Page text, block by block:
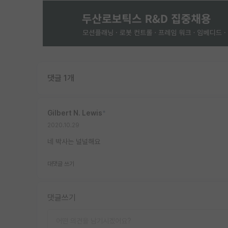
댓글 1개
Gilbert N. Lewis
네 박사는 널널해요
대댓글 쓰기
댓글쓰기